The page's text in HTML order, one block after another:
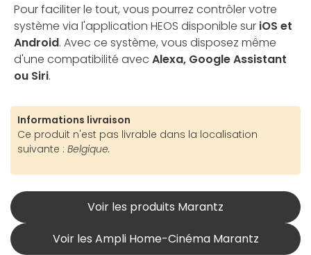
Pour faciliter le tout, vous pourrez contrôler votre
système via l'application HEOS disponible sur iOS et
Android. Avec ce système, vous disposez même
d'une compatibilité avec Alexa, Google Assistant
ou Siri.
Informations livraison
Ce produit n'est pas livrable dans la localisation
suivante : Belgique.
Voir les produits Marantz
Voir les Ampli Home-Cinéma Marantz